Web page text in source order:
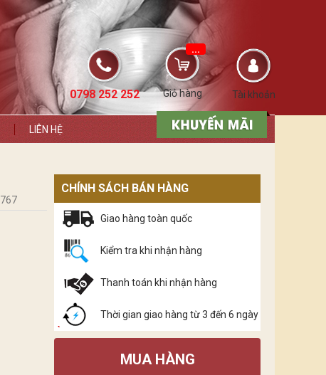
Tài khoản
Giỏ hàng
...
0798 252 252
LIÊN HỆ
767
CHÍNH SÁCH BÁN HÀNG
Giao hàng toàn quốc
Kiểm tra khi nhận hàng
Thanh toán khi nhận hàng
Thời gian giao hàng từ 3 đến 6 ngày
MUA HÀNG